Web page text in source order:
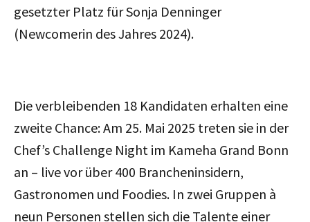
gesetzter Platz für Sonja Denninger
(Newcomerin des Jahres 2024).
Die verbleibenden 18 Kandidaten erhalten eine
zweite Chance: Am 25. Mai 2025 treten sie in der
Chef’s Challenge Night im Kameha Grand Bonn
an – live vor über 400 Brancheninsidern,
Gastronomen und Foodies. In zwei Gruppen à
neun Personen stellen sich die Talente einer